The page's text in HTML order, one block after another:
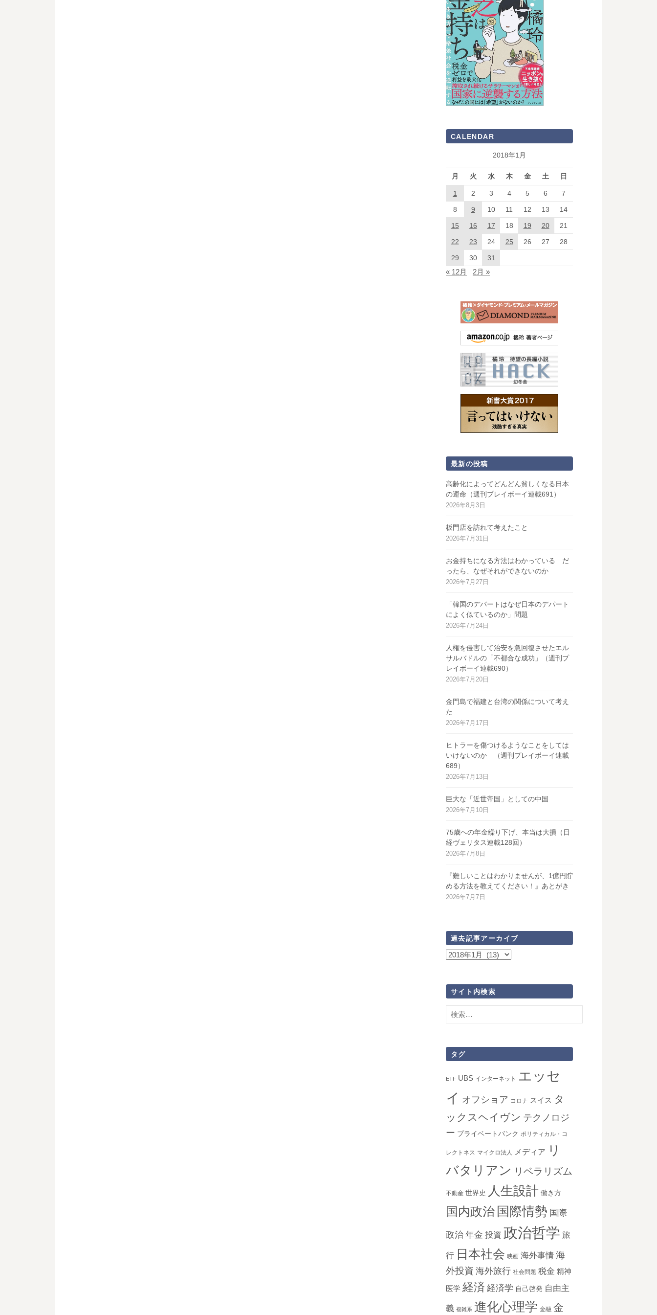
CALENDAR
2018年1月
月 火 水 木 金 土 日
1 2 3 4 5 6 7
8 9 10 11 12 13 14
15 16 17 18 19 20 21
22 23 24 25 26 27 28
29 30 31
« 12月 2月 »
最新の投稿
高齢化によってどんどん貧しくなる日本
の運命（週刊プレイボーイ連載691）
2026年8月3日
板門店を訪れて考えたこと
2026年7月31日
お金持ちになる方法はわかっている だ
ったら、なぜそれができないのか
2026年7月27日
「韓国のデパートはなぜ日本のデパート
によく似ているのか」問題
2026年7月24日
人権を侵害して治安を急回復させたエル
サルバドルの「不都合な成功」（週刊プ
レイボーイ連載690）
2026年7月20日
金門島で福建と台湾の関係について考え
た
2026年7月17日
ヒトラーを傷つけるようなことをしては
いけないのか （週刊プレイボーイ連載
689）
2026年7月13日
巨大な「近世帝国」としての中国
2026年7月10日
75歳への年金繰り下げ、本当は大損（日
経ヴェリタス連載128回）
2026年7月8日
『難しいことはわかりませんが、1億円貯
める方法を教えてください！』あとがき
2026年7月7日
過去記事アーカイブ
過
事
ー
カ
ブ
サイト内検索
検
索:
タグ
ETF UBS インターネット
エッセ
イ オフショア コロナ スイス タ
ックスヘイヴン テクノロジ
ー プライベートバンク ポリティカル・コ
レクトネス マイクロ法人 メディア
リ
バタリアン リベラリズム
不動産 世界史 人生設計 働き方
国内政治 国際情勢 国際
政治 年金 投資 政治哲学 旅
行 日本社会 映画 海外事情 海
外投資 海外旅行 社会問題 税金 精神
医学 経済 経済学 自己啓発 自由主
義 複雑系 進化心理学 金融 金